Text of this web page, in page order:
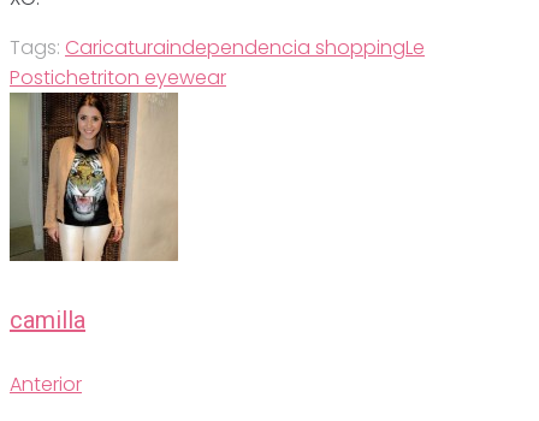
Tags: Caricaturaindependencia shoppingLe
Postichetriton eyewear
camilla
Navegação
Anterior
Anterior